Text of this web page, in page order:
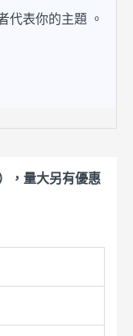
代表你的主題 。
，量大另有優惠